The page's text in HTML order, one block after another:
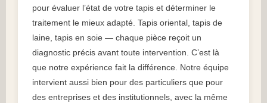
pour évaluer l’état de votre tapis et déterminer le
traitement le mieux adapté. Tapis oriental, tapis de
laine, tapis en soie — chaque pièce reçoit un
diagnostic précis avant toute intervention. C’est là
que notre expérience fait la différence. Notre équipe
intervient aussi bien pour des particuliers que pour
des entreprises et des institutionnels, avec la même